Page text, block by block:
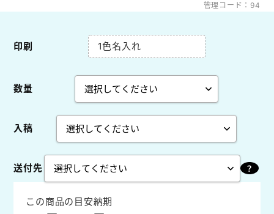
管理コード：94
印刷 1色名入れ
数量
入稿
送付先
この商品の目安納期